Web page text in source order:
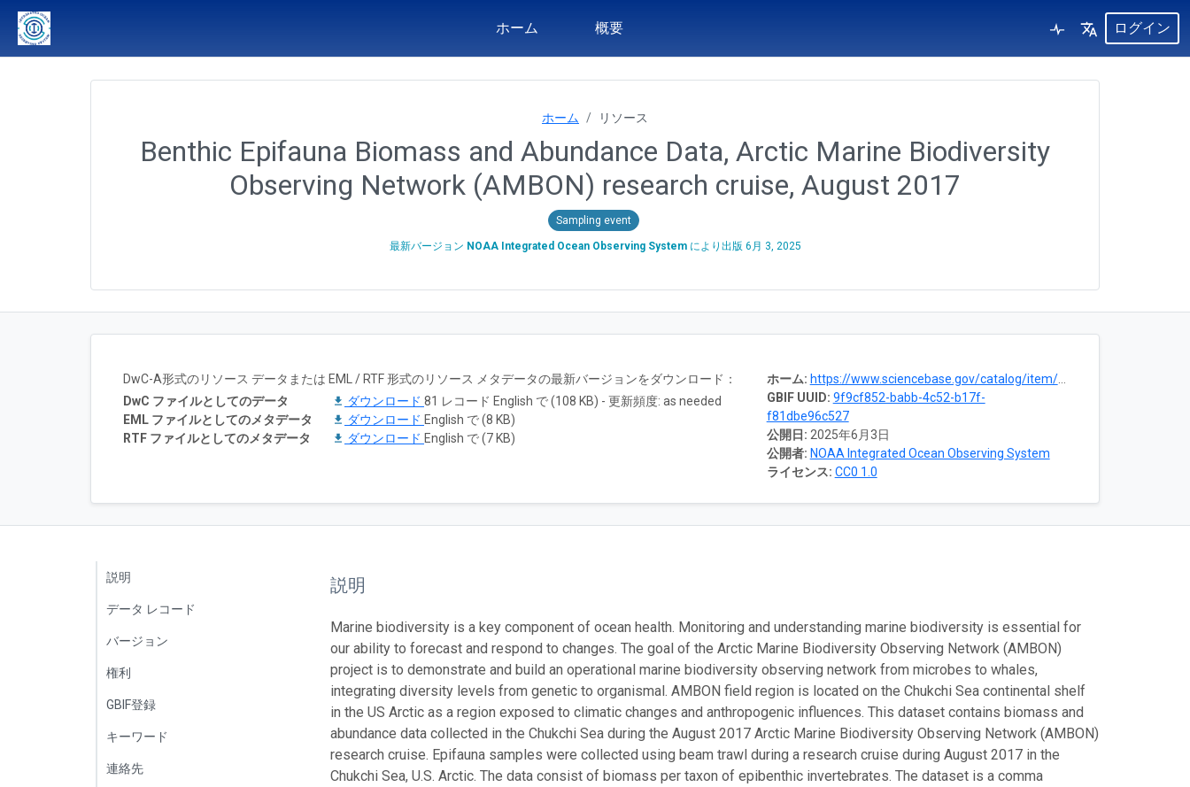
ホーム 概要 ログイン
ホーム リソース
Benthic Epifauna Biomass and Abundance Data, Arctic Marine Biodiversity
Observing Network (AMBON) research cruise, August 2017
Sampling event
最新バージョン NOAA Integrated Ocean Observing Systemにより出版 6月 3, 2025
ホーム: https://www.sciencebase.gov/catalog/item/5f61175582ce3550e3c23c67
GBIF UUID: 9f9cf852-babb-4c52-b17f-
f81dbe96c527
公開日: 2025年6月3日
公開者: NOAA Integrated Ocean Observing System
ライセンス: CC0 1.0
DwC-A形式のリソース データまたは EML / RTF 形式のリソース メタデータの最新バージョンをダウンロード：
DwC ファイルとしてのデータ
ダウンロード 81 レコード English で (108 KB) - 更新頻度: as needed
EML ファイルとしてのメタデータ
ダウンロード English で (8 KB)
RTF ファイルとしてのメタデータ
ダウンロード English で (7 KB)
説明
データ レコード
バージョン
権利
GBIF登録
キーワード
連絡先
説明
Marine biodiversity is a key component of ocean health. Monitoring and understanding marine biodiversity is essential for
our ability to forecast and respond to changes. The goal of the Arctic Marine Biodiversity Observing Network (AMBON)
project is to demonstrate and build an operational marine biodiversity observing network from microbes to whales,
integrating diversity levels from genetic to organismal. AMBON field region is located on the Chukchi Sea continental shelf
in the US Arctic as a region exposed to climatic changes and anthropogenic influences. This dataset contains biomass and
abundance data collected in the Chukchi Sea during the August 2017 Arctic Marine Biodiversity Observing Network (AMBON)
research cruise. Epifauna samples were collected using beam trawl during a research cruise during August 2017 in the
Chukchi Sea, U.S. Arctic. The data consist of biomass per taxon of epibenthic invertebrates. The dataset is a comma